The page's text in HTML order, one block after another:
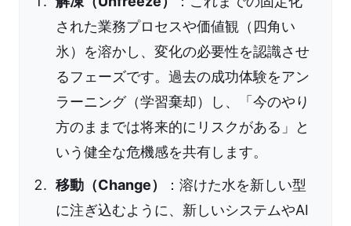
された業務プロセスや価値観（四角い
氷）を溶かし、変化の必要性を認識させ
るフェーズです。過去の成功体験をアン
ラーニング（学習棄却）し、「今のやり
方のままでは将来的にリスクがある」と
いう健全な危機感を共有します。
移動（Change）
：溶けた水を新しい型
に注ぎ込むように、新しいシステムやAI